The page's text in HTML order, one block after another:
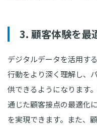
3. 顧客体験を最
デジタルデータを活用す
行動をより深く理解し、
供できるようになります
通じた顧客接点の最適化
を実現できます。また、